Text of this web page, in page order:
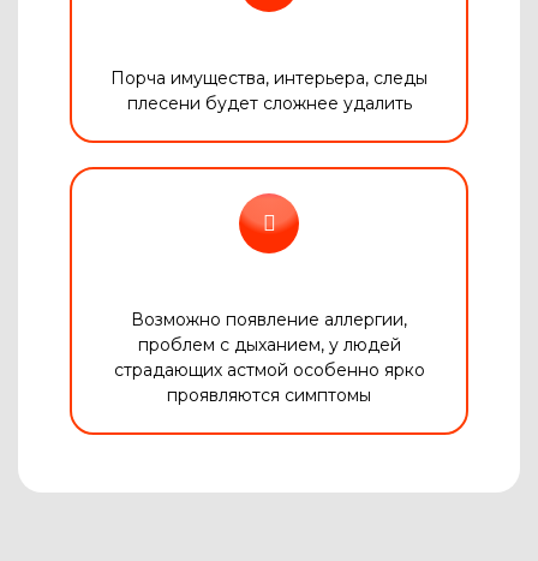
Порча имущества, интерьера, следы
плесени будет сложнее удалить
Возможно появление аллергии,
проблем с дыханием, у людей
страдающих астмой особенно ярко
проявляются симптомы